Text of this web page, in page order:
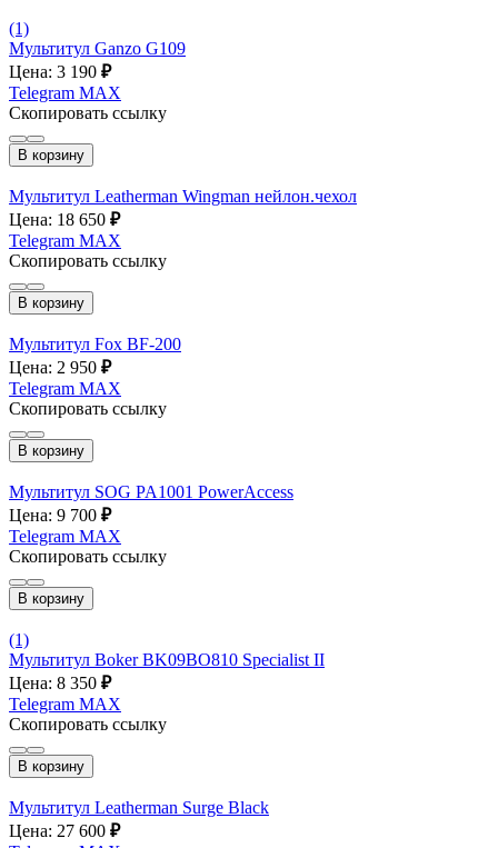
(1)
Мультитул Ganzo G109
Цена: 3 190 ₽
Telegram MAX
Скопировать ссылку
В корзину
Мультитул Leatherman Wingman нейлон.чехол
Цена: 18 650 ₽
Telegram MAX
Скопировать ссылку
В корзину
Мультитул Fox BF-200
Цена: 2 950 ₽
Telegram MAX
Скопировать ссылку
В корзину
Мультитул SOG PA1001 PowerAccess
Цена: 9 700 ₽
Telegram MAX
Скопировать ссылку
В корзину
(1)
Мультитул Boker BK09BO810 Specialist II
Цена: 8 350 ₽
Telegram MAX
Скопировать ссылку
В корзину
Мультитул Leatherman Surge Black
Цена: 27 600 ₽